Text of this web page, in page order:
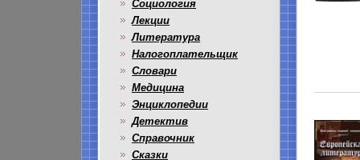
Социология
Лекции
Литература
Налогоплательщик
Словари
Медицина
Энциклопедии
Детектив
Справочник
Сказки